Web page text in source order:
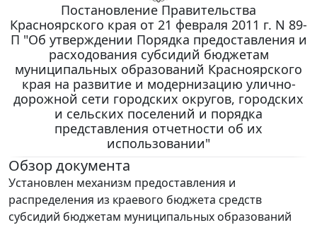
Постановление Правительства
Красноярского края от 21 февраля 2011 г. N 89-
П "Об утверждении Порядка предоставления и
расходования субсидий бюджетам
муниципальных образований Красноярского
края на развитие и модернизацию улично-
дорожной сети городских округов, городских
и сельских поселений и порядка
представления отчетности об их
использовании"
Обзор документа
Установлен механизм предоставления и
распределения из краевого бюджета средств
субсидий бюджетам муниципальных образований